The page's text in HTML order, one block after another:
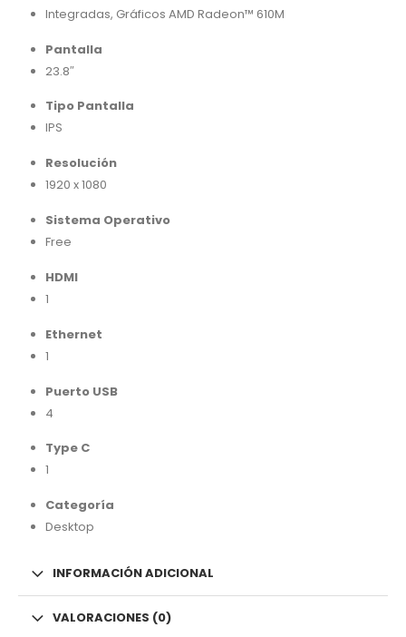
Integradas, Gráficos AMD Radeon™ 610M
Pantalla
23.8″
Tipo Pantalla
IPS
Resolución
1920 x 1080
Sistema Operativo
Free
HDMI
1
Ethernet
1
Puerto USB
4
Type C
1
Categoría
Desktop
INFORMACIÓN ADICIONAL
VALORACIONES (0)